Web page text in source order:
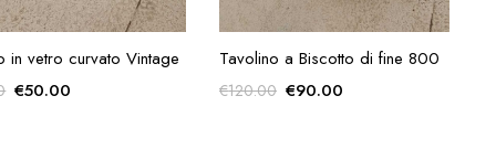
RICHIESTA
in vetro curvato Vintage
Il
€50.00
RICHIESTA
Tavolino a Biscotto di fine 800
€120.00 Il
€90.00Il